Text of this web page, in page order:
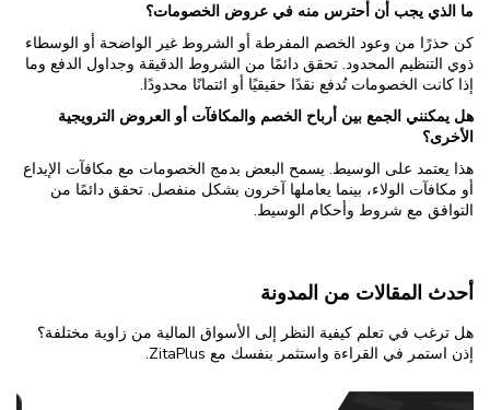
ما الذي يجب أن أحترس منه في عروض الخصومات؟
كن حذرًا من وعود الخصم المفرطة أو الشروط غير الواضحة أو الوسطاء
ذوي التنظيم المحدود. تحقق دائمًا من الشروط الدقيقة وجداول الدفع وما
إذا كانت الخصومات تُدفع نقدًا حقيقيًا أو ائتمانًا محدودًا.
هل يمكنني الجمع بين أرباح الخصم والمكافآت أو العروض الترويجية
الأخرى؟
هذا يعتمد على الوسيط. يسمح البعض بدمج الخصومات مع مكافآت الإيداع
أو مكافآت الولاء، بينما يعاملها آخرون بشكل منفصل. تحقق دائمًا من
التوافق مع شروط وأحكام الوسيط.
أحدث المقالات من المدونة
هل ترغب في تعلم كيفية النظر إلى الأسواق المالية من زاوية مختلفة؟
إذن استمر في القراءة واستثمر بنفسك مع ZitaPlus.